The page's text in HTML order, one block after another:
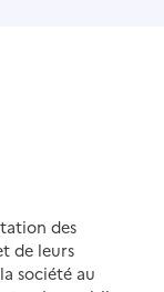
des
de leurs
société au